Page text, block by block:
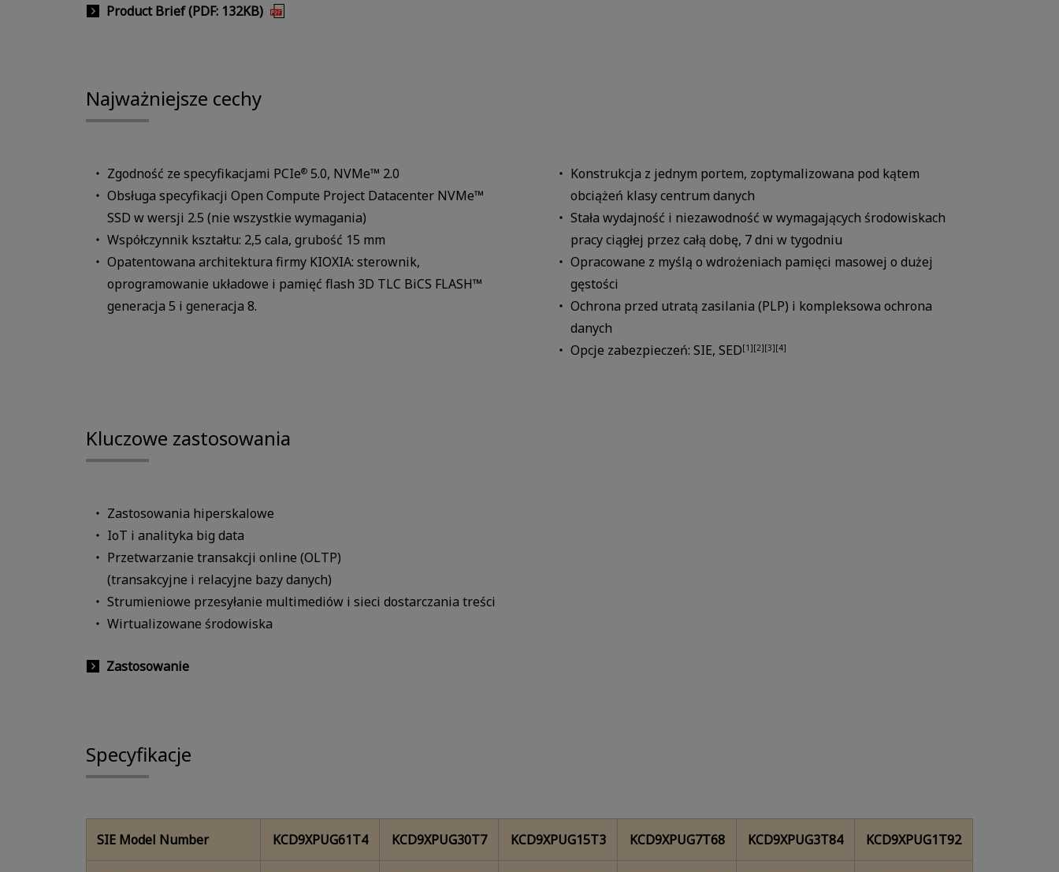
Product Brief (PDF: 132KB)
Najważniejsze cechy
Zgodność ze specyfikacjami PCIe® 5.0, NVMe™ 2.0
Obsługa specyfikacji Open Compute Project Datacenter NVMe™
SSD w wersji 2.5 (nie wszystkie wymagania)
Współczynnik kształtu: 2,5 cala, grubość 15 mm
Opatentowana architektura firmy KIOXIA: sterownik,
oprogramowanie układowe i pamięć flash 3D TLC BiCS FLASH™
generacja 5 i generacja 8.
Konstrukcja z jednym portem, zoptymalizowana pod kątem
obciążeń klasy centrum danych
Stała wydajność i niezawodność w wymagających środowiskach
pracy ciągłej przez całą dobę, 7 dni w tygodniu
Opracowane z myślą o wdrożeniach pamięci masowej o dużej
gęstości
Ochrona przed utratą zasilania (PLP) i kompleksowa ochrona
danych
Opcje zabezpieczeń: SIE, SED[1][2][3][4]
Kluczowe zastosowania
Zastosowania hiperskalowe
IoT i analityka big data
Przetwarzanie transakcji online (OLTP)
(transakcyjne i relacyjne bazy danych)
Strumieniowe przesyłanie multimediów i sieci dostarczania treści
Wirtualizowane środowiska
Zastosowanie
Specyfikacje
SIE Model Number KCD9XPUG61T4 KCD9XPUG30T7 KCD9XPUG15T3 KCD9XPUG7T68 KCD9XPUG3T84 KCD9XPUG1T92